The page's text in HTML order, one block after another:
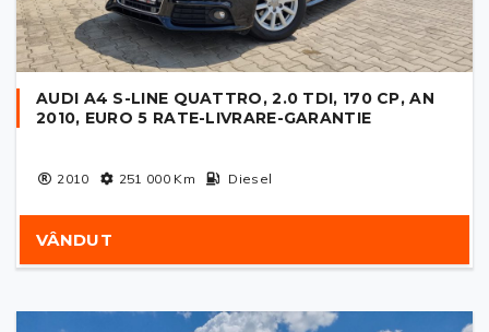
AUDI A4 S-LINE QUATTRO, 2.0 TDI, 170 CP, AN
2010, EURO 5 RATE-LIVRARE-GARANTIE
2010 251 000Km Diesel
VÂNDUT